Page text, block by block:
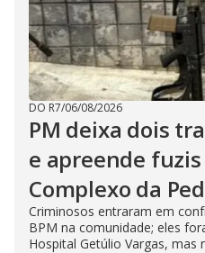
DO R7/06/08/2026
PM deixa dois
e apreende
Complexo da
Criminosos entraram em
BPM na comunidade; eles
Hospital Getúlio Vargas, mas